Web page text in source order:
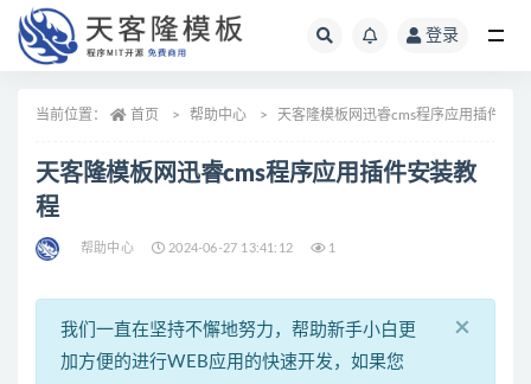
登录
当前位置： 首页 帮助中心 天客隆模板网迅睿cms程序应用插件安
天客隆模板网迅睿cms程序应用插件安装教
程
帮助中心 2024-06-27 13:41:12 1
我们一直在坚持不懈地努力，帮助新手小白更
加方便的进行WEB应用的快速开发，如果您
×